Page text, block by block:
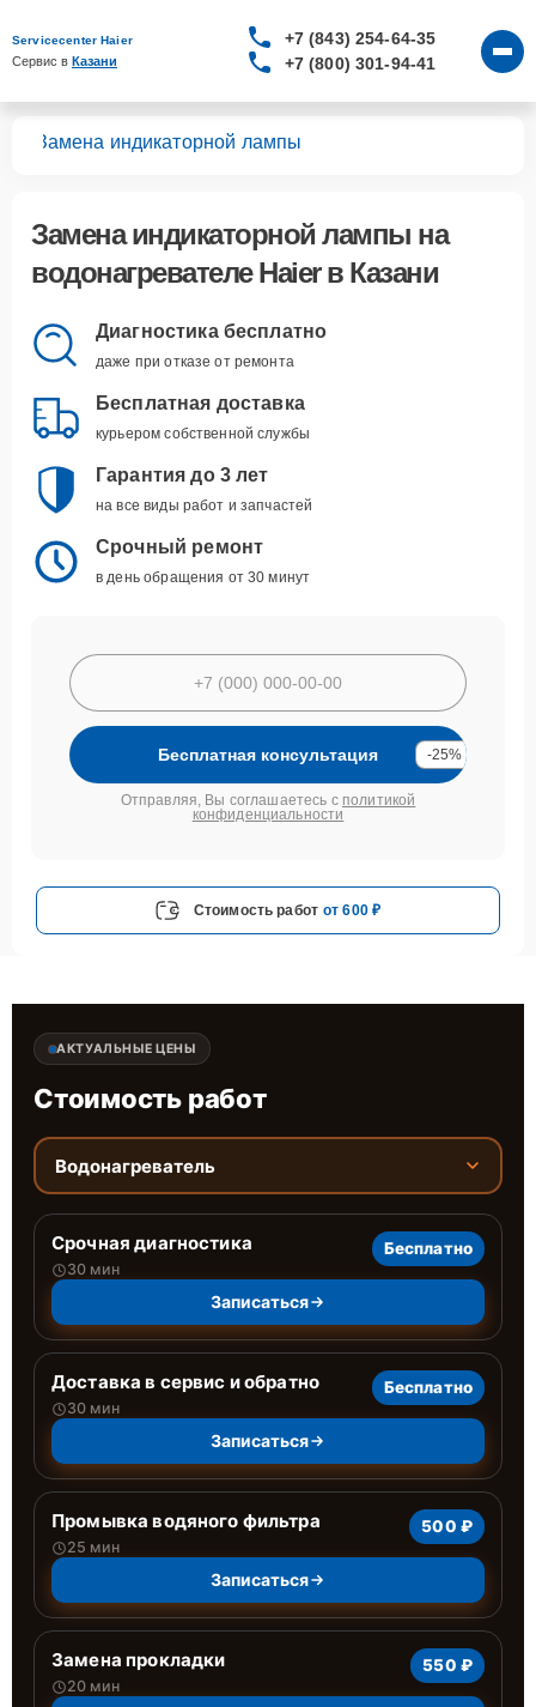
Servicecenter Haier
Сервис в Казани
+7 (843) 254-64-35
+7 (800) 301-94-41
Замена индикаторной лампы
Замена индикаторной лампы на
водонагревателе Haier в Казани
Диагностика бесплатно
даже при отказе от ремонта
Бесплатная доставка
курьером собственной службы
Гарантия до 3 лет
на все виды работ и запчастей
Срочный ремонт
в день обращения от 30 минут
Бесплатная консультация -25%
Отправляя, Вы соглашаетесь с политикой
конфиденциальности
Стоимость работ от 600 ₽
АКТУАЛЬНЫЕ ЦЕНЫ
Стоимость работ
Водонагреватель
Срочная диагностика
30 мин
Бесплатно
Записаться
Доставка в сервис и обратно
30 мин
Бесплатно
Записаться
Промывка водяного фильтра
25 мин
500 ₽
Записаться
Замена прокладки
20 мин
550 ₽